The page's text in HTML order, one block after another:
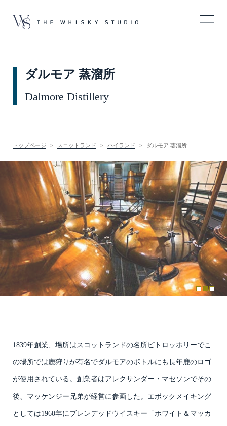
ダルモア 蒸溜所
Dalmore Distillery
トップページ スコットランド ハイランド ダルモア 蒸溜所
1839年創業、場所はスコットランドの名所ピトロッホリーでこ
の場所では鹿狩りが有名でダルモアのボトルにも長年鹿のロゴ
が使用されている。創業者はアレクサンダー・マセソンでその
後、マッケンジー兄弟が経営に参画した。エポックメイキング
としては1960年にブレンデッドウイスキー「ホワイト＆マッカ